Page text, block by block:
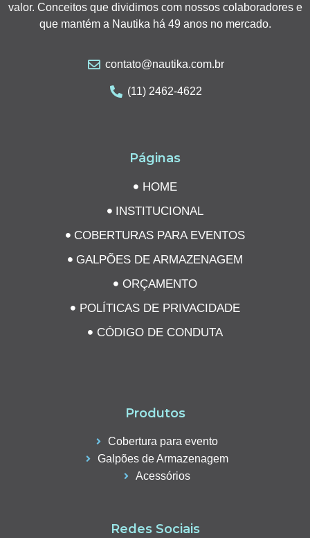
valor. Conceitos que dividimos com nossos colaboradores e
que mantém a Nautika há 49 anos no mercado.
contato@nautika.com.br
(11) 2462-4622
Páginas
HOME
INSTITUCIONAL
COBERTURAS PARA EVENTOS
GALPÕES DE ARMAZENAGEM
ORÇAMENTO
POLÍTICAS DE PRIVACIDADE
CÓDIGO DE CONDUTA
Produtos
Cobertura para evento
Galpões de Armazenagem
Acessórios
Redes Sociais